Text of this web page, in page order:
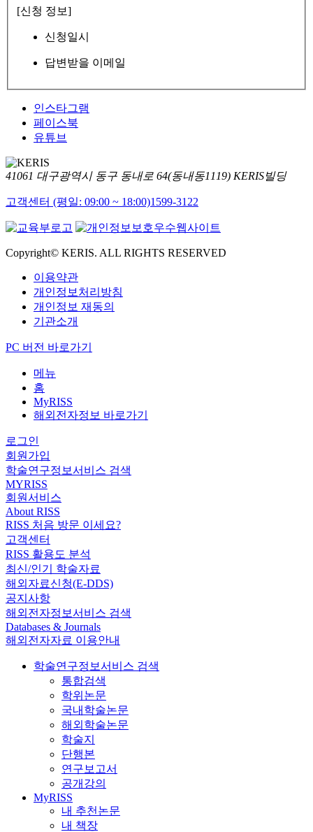
[신청 정보]
신청일시
답변받을 이메일
인스타그램
페이스북
유튜브
41061 대구광역시 동구 동내로 64(동내동1119) KERIS빌딩
고객센터 (평일: 09:00 ~ 18:00)1599-3122
Copyright© KERIS. ALL RIGHTS RESERVED
이용약관
개인정보처리방침
개인정보 재동의
기관소개
PC 버전 바로가기
메뉴
홈
MyRISS
해외전자정보 바로가기
로그인
회원가입
학술연구정보서비스 검색
MYRISS
회원서비스
About RISS
RISS 처음 방문 이세요?
고객센터
RISS 활용도 분석
최신/인기 학술자료
해외자료신청(E-DDS)
공지사항
해외전자정보서비스 검색
Databases & Journals
해외전자자료 이용안내
학술연구정보서비스 검색
통합검색
학위논문
국내학술논문
해외학술논문
학술지
단행본
연구보고서
공개강의
MyRISS
내 추천논문
내 책장